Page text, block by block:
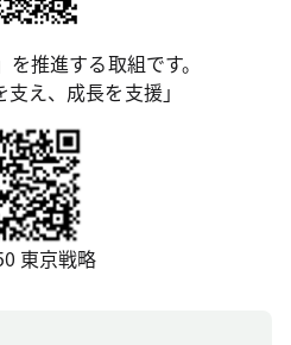
を推進する取組です。
え、成長を支援」
東京戦略